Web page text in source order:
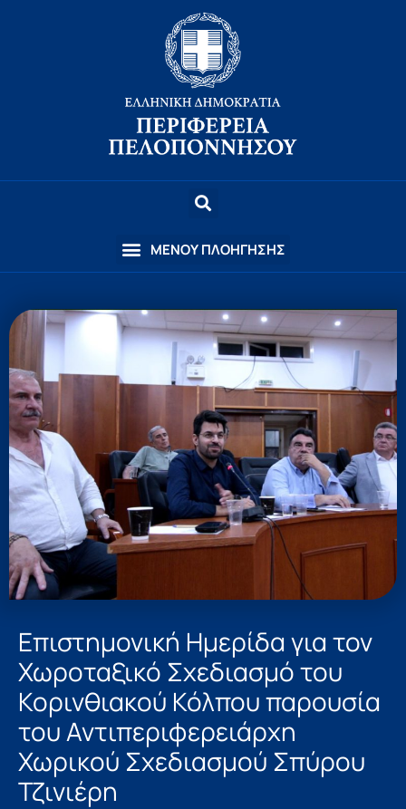
Επιστημονική Ημερίδα για τον
Χωροταξικό Σχεδιασμό του
Κορινθιακού Κόλπου παρουσία
του Αντιπεριφερειάρχη
Χωρικού Σχεδιασμού Σπύρου
Τζινιέρη